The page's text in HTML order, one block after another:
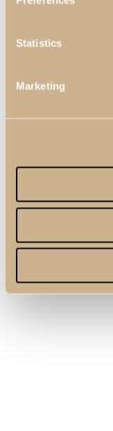
Statistics
Marketing